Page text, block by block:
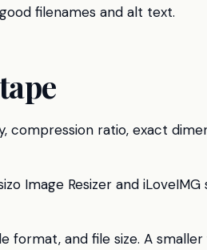
filenames and alt text.
compression ratio, exact
Image Resizer and
format, and file size. A